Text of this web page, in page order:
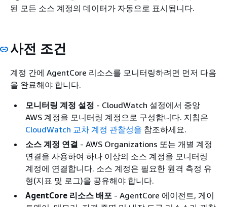
된 모든 소스 계정의 데이터가 자동으로 표시됩니다.
사전 조건
계정 간에 AgentCore 리소스를 모니터링하려면 먼저 다음
을 완료해야 합니다.
모니터링 계정 설정 - CloudWatch 설정에서 중앙
AWS 계정을 모니터링 계정으로 구성합니다. 지침은
CloudWatch 교차 계정 관찰성을 참조하세요.
소스 계정 연결 - AWS Organizations 또는 개별 계정
연결을 사용하여 하나 이상의 소스 계정을 모니터링
계정에 연결합니다. 소스 계정은 필요한 원격 측정 유
형(지표 및 로그)을 공유해야 합니다.
AgentCore 리소스 배포 - AgentCore 에이전트, 게이